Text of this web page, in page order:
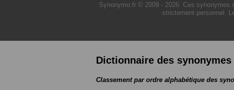
Synonymo.fr © 2009 - 2026. Ces synonymes
strictement personnel.
Dictionnaire des synonymes
Classement par ordre alphabétique des